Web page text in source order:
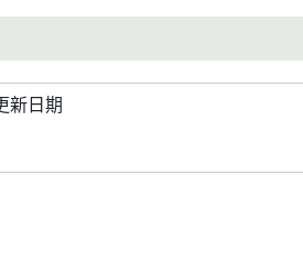
新日期